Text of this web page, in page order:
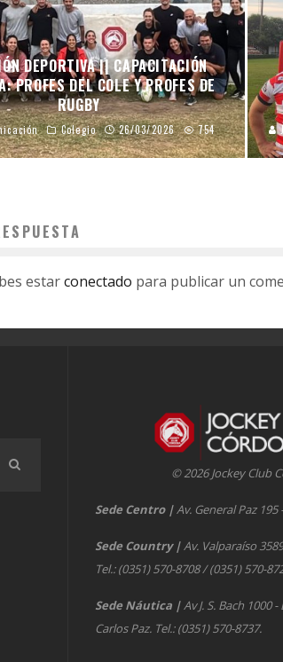
DEPORTIVA || CAPACITACIÓN
PROFES DEL COLE Y PROFES DE
RUGBY
Colegio 26/03/2026 754
estarconectado para publicar un
© 2026 Jockey Club
Sede Centro |Av. General Paz
Sede Country |Av. Valparaíso
Tel.: (0351) 570-8708 / (0351) 570-
Sede Náutica |Av J. S. Bach 1000
Carlos Paz. Tel.: (0351) 570-8737.